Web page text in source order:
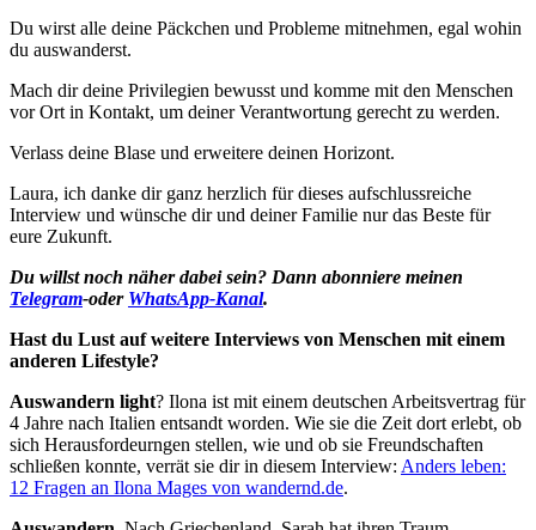
Du wirst alle deine Päckchen und Probleme mitnehmen, egal wohin
du auswanderst.
Mach dir deine Privilegien bewusst und komme mit den Menschen
vor Ort in Kontakt, um deiner Verantwortung gerecht zu werden.
Verlass deine Blase und erweitere deinen Horizont.
Laura, ich danke dir ganz herzlich für dieses aufschlussreiche
Interview und wünsche dir und deiner Familie nur das Beste für
eure Zukunft.
Du willst noch näher dabei sein? Dann abonniere meinen
Telegram-oder WhatsApp-Kanal.
Hast du Lust auf weitere Interviews von Menschen mit einem
anderen Lifestyle?
Auswandern light? Ilona ist mit einem deutschen Arbeitsvertrag für
4 Jahre nach Italien entsandt worden. Wie sie die Zeit dort erlebt, ob
sich Herausfordeurngen stellen, wie und ob sie Freundschaften
schließen konnte, verrät sie dir in diesem Interview: Anders leben:
12 Fragen an Ilona Mages von wandernd.de.